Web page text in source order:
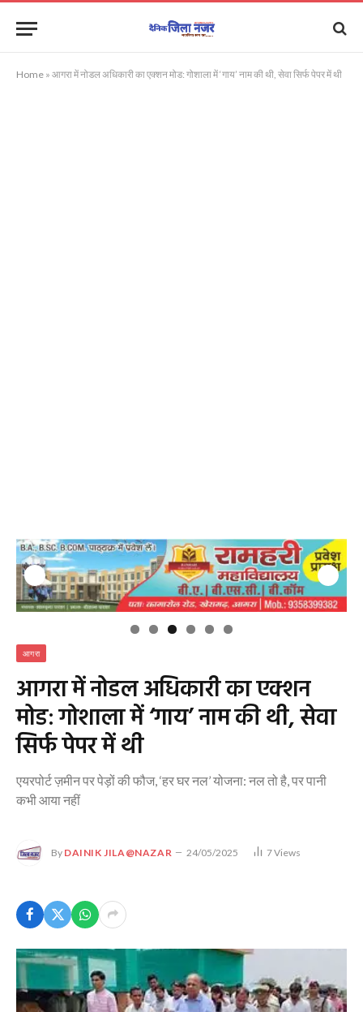
Home » आगरा में नोडल अधिकारी का एक्शन मोड: गोशाला में ‘गाय’ नाम की थी, सेवा सिर्फ पेपर में थी
आगरा
आगरा में नोडल अधिकारी का एक्शन
मोड: गोशाला में ‘गाय’ नाम की थी, सेवा
सिर्फ पेपर में थी
एयरपोर्ट ज़मीन पर पेड़ों की फौज, ‘हर घर नल’ योजना: नल तो है, पर पानी
कभी आया नहीं
By DAINIK JILA@NAZAR 24/05/2025 7Views